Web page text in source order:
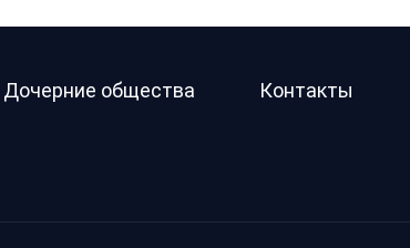
Дочерние общества Контакты